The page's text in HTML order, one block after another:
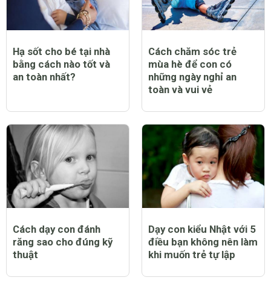
Hạ sốt cho bé tại nhà
bằng cách nào tốt và
an toàn nhất?
Cách chăm sóc trẻ
mùa hè để con có
những ngày nghỉ an
toàn và vui vẻ
Cách dạy con đánh
răng sao cho đúng kỹ
thuật
Dạy con kiểu Nhật với 5
điều bạn không nên làm
khi muốn trẻ tự lập